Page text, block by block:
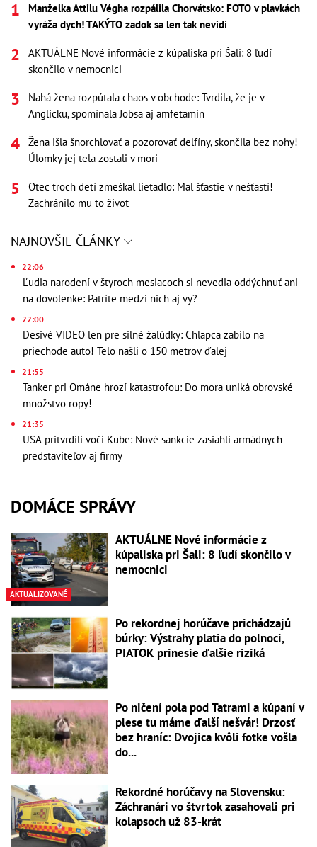
Manželka Attilu Végha rozpálila Chorvátsko: FOTO v plavkách
vyráža dych! TAKÝTO zadok sa len tak nevidí
AKTUÁLNE Nové informácie z kúpaliska pri Šali: 8 ľudí
skončilo v nemocnici
Nahá žena rozpútala chaos v obchode: Tvrdila, že je v
Anglicku, spomínala Jobsa aj amfetamín
Žena išla šnorchlovať a pozorovať delfíny, skončila bez nohy!
Úlomky jej tela zostali v mori
Otec troch detí zmeškal lietadlo: Mal šťastie v nešťastí!
Zachránilo mu to život
NAJNOVŠIE ČLÁNKY
22:06
Ľudia narodení v štyroch mesiacoch si nevedia oddýchnuť ani
na dovolenke: Patríte medzi nich aj vy?
22:00
Desivé VIDEO len pre silné žalúdky: Chlapca zabilo na
priechode auto! Telo našli o 150 metrov ďalej
21:55
Tanker pri Ománe hrozí katastrofou: Do mora uniká obrovské
množstvo ropy!
21:35
USA pritvrdili voči Kube: Nové sankcie zasiahli armádnych
predstaviteľov aj firmy
DOMÁCE SPRÁVY
AKTUALIZOVANÉ
AKTUÁLNE Nové informácie z
kúpaliska pri Šali: 8 ľudí skončilo v
nemocnici
Po rekordnej horúčave prichádzajú
búrky: Výstrahy platia do polnoci,
PIATOK prinesie ďalšie riziká
Po ničení pola pod Tatrami a kúpaní v
plese tu máme ďalší nešvár! Drzosť
bez hraníc: Dvojica kvôli fotke vošla
do...
Rekordné horúčavy na Slovensku:
Záchranári vo štvrtok zasahovali pri
kolapsoch už 83-krát